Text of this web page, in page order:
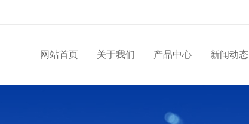
网站首页 关于我们 产品中心 新闻动态